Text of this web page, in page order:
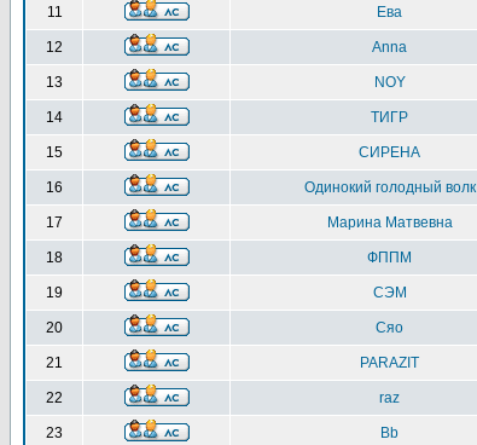
11 Ева
12 Anna
13 NOY
14 ТИГР
15 СИРЕНА
16 Одинокий голодный волк
17 Марина Матвевна
18 ФППМ
19 СЭМ
20 Сяо
21 PARAZIT
22 raz
23 Bb